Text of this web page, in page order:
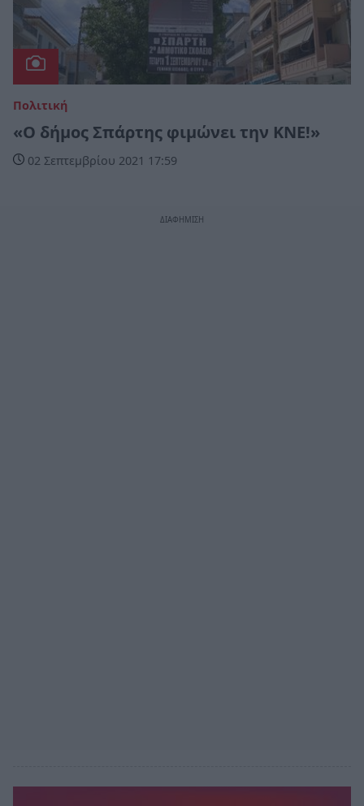
Πολιτική
«Ο δήμος Σπάρτης φιμώνει την ΚΝΕ!»
02 Σεπτεμβρίου 2021 17:59